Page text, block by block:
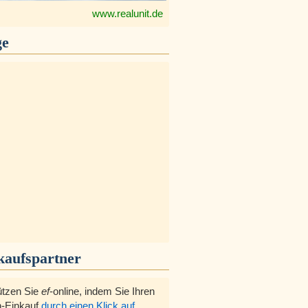
www.realunit.de
Sie ef-online, indem Sie Ihren
Einkaufdurch einen Klick auf